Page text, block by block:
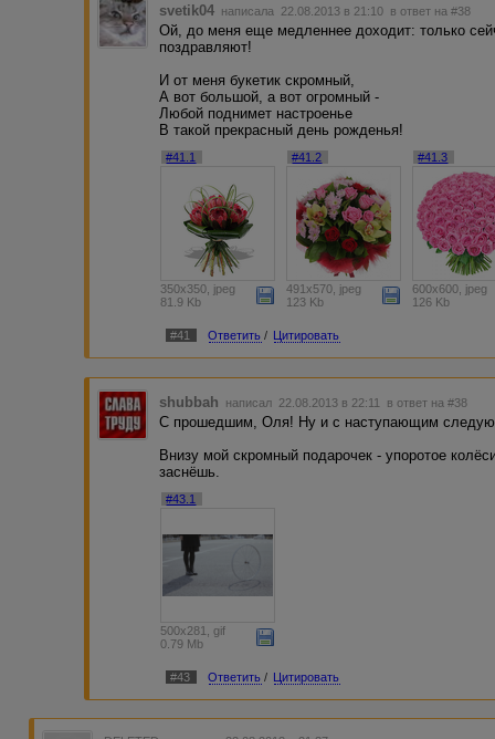
svetik04 написала 22.08.2013 в 21:10 в ответ на #38
Ой, до меня еще медленнее доходит: только
поздравляют!
И от меня букетик скромный,
А вот большой, а вот огромный -
Любой поднимет настроенье
В такой прекрасный день рожденья!
#41.1
350x350, jpeg
81.9 Kb
#41.2
491x570, jpeg
123 Kb
#41.3
600x600, jpeg
126 Kb
#41 Ответить / Цитировать
shubbah написал 22.08.2013 в 22:11 в ответ на #38
С прошедшим, Оля! Ну и с наступающим
Внизу мой скромный подарочек - упоротое
заснёшь.
#43.1
500x281, gif
0.79 Mb
#43 Ответить / Цитировать